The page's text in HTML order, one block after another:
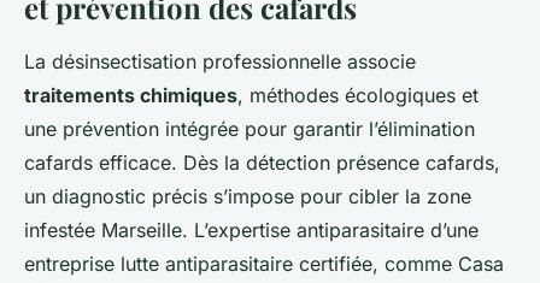
La désinsectisation professionnelle associe
traitements chimiques, méthodes écologiques et
une prévention intégrée pour garantir l’élimination
cafards efficace. Dès la détection présence cafards,
un diagnostic précis s’impose pour cibler la zone
infestée Marseille. L’expertise antiparasitaire d’une
entreprise lutte antiparasitaire certifiée, comme Casa